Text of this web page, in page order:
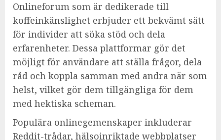
Onlineforum som är dedikerade till
koffeinkänslighet erbjuder ett bekvämt sätt
för individer att söka stöd och dela
erfarenheter. Dessa plattformar gör det
möjligt för användare att ställa frågor, dela
råd och koppla samman med andra när som
helst, vilket gör dem tillgängliga för dem
med hektiska scheman.
Populära onlinegemenskaper inkluderar
Reddit-trådar, hälsoinriktade webbplatser